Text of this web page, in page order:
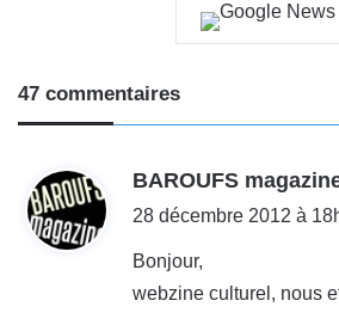
47 commentaires
BAROUFS
28 décembre 2012 à
Bonjour,
webzine culturel, nous